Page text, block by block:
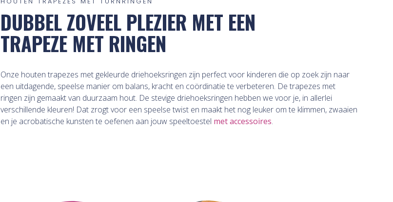
DUBBEL ZOVEEL PLEZIER MET EEN
TRAPEZE MET RINGEN
Onze houten trapezes met gekleurde driehoeksringen zijn perfect voor kinderen die op zoek zijn naar
een uitdagende, speelse manier om balans, kracht en coördinatie te verbeteren. De trapezes met
ringen zijn gemaakt van duurzaam hout. De stevige driehoeksringen hebben we voor je, in allerlei
verschillende kleuren! Dat zrogt voor een speelse twist en maakt het nog leuker om te klimmen, zwaaien
en je acrobatische kunsten te oefenen aan jouw speeltoestel met accessoires.